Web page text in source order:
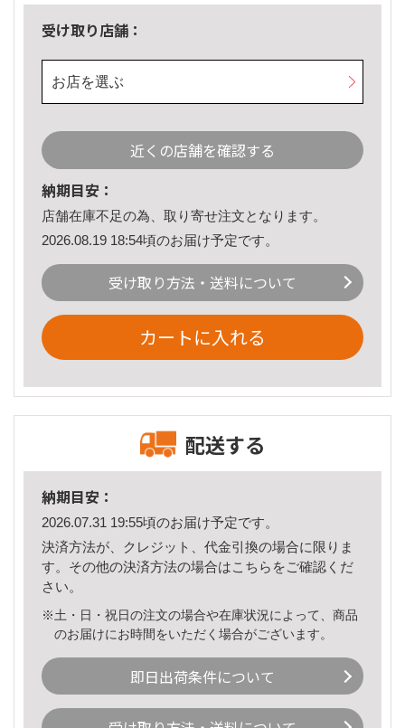
受け取り店舗：
お店を選ぶ
近くの店舗を確認する
納期目安：
店舗在庫不足の為、取り寄せ注文となります。
2026.08.19 18:54頃のお届け予定です。
受け取り方法・送料について
カートに入れる
配送する
納期目安：
2026.07.31 19:55頃のお届け予定です。
決済方法が、クレジット、代金引換の場合に限りま
す。その他の決済方法の場合はこちら をご確認くだ
さい。
※土・日・祝日の注文の場合や在庫状況によって、商品
のお届けにお時間をいただく場合がございます。
即日出荷条件について